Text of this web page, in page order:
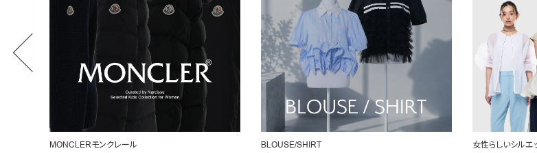
BLOUSE/SHIRT
女性らしいシルエットを引き立てる
定番を、自分らしく